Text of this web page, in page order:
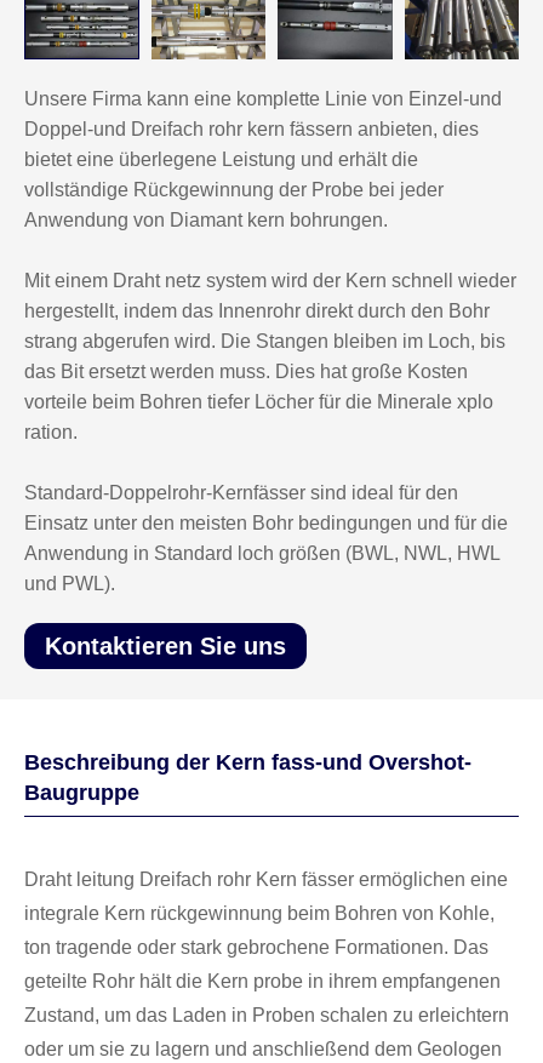
Unsere Firma kann eine komplette Linie von Einzel-und
Doppel-und Dreifach rohr kern fässern anbieten, dies
bietet eine überlegene Leistung und erhält die
vollständige Rückgewinnung der Probe bei jeder
Anwendung von Diamant kern bohrungen.
Mit einem Draht netz system wird der Kern schnell wieder
hergestellt, indem das Innenrohr direkt durch den Bohr
strang abgerufen wird. Die Stangen bleiben im Loch, bis
das Bit ersetzt werden muss. Dies hat große Kosten
vorteile beim Bohren tiefer Löcher für die Minerale xplo
ration.
Standard-Doppelrohr-Kernfässer sind ideal für den
Einsatz unter den meisten Bohr bedingungen und für die
Anwendung in Standard loch größen (BWL, NWL, HWL
und PWL).
Kontaktieren Sie uns
Beschreibung der Kern fass-und Overshot-
Baugruppe
Draht leitung Dreifach rohr Kern fässer ermöglichen eine
integrale Kern rückgewinnung beim Bohren von Kohle,
ton tragende oder stark gebrochene Formationen. Das
geteilte Rohr hält die Kern probe in ihrem empfangenen
Zustand, um das Laden in Proben schalen zu erleichtern
oder um sie zu lagern und anschließend dem Geologen